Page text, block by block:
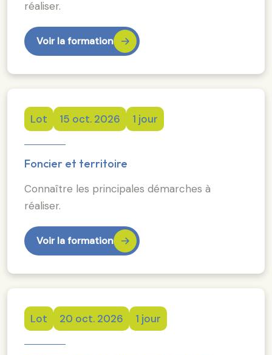
réaliser.
Voir la formation
Lot 15 oct. 2026 1 jour
Foncier et territoire
Connaître les principales démarches à
réaliser.
Voir la formation
Lot 20 oct. 2026 1 jour